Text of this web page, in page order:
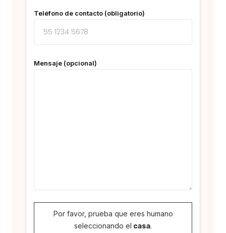
Teléfono de contacto (obligatorio)
Mensaje (opcional)
Por favor, prueba que eres humano
seleccionando el casa.